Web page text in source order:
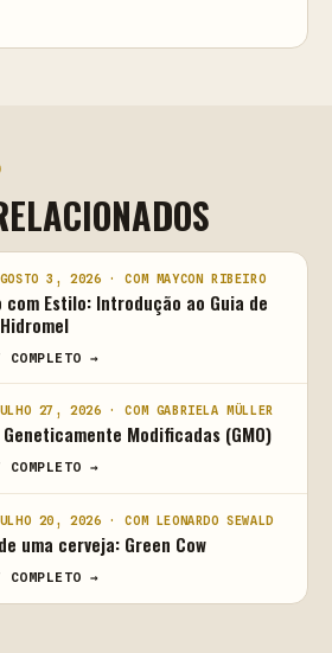
3, 2026 · COM MAYCON RIBEIRO
com Estilo: Introdução ao Guia de
COMPLETO →
27, 2026 · COM GABRIELA MÜLLER
Modificadas (GMO)
COMPLETO →
20, 2026 · COM LEONARDO SEWALD
uma cerveja: Green Cow
COMPLETO →